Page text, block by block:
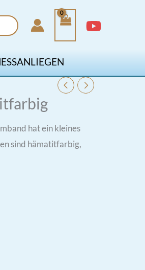
hat ein kleines
sind hämatitfarbig,